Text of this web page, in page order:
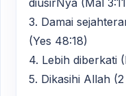
diusirNya (Mal
3. Damai
(Yes 48:18)
4. Lebih diberkati
5. Dikasihi Allah